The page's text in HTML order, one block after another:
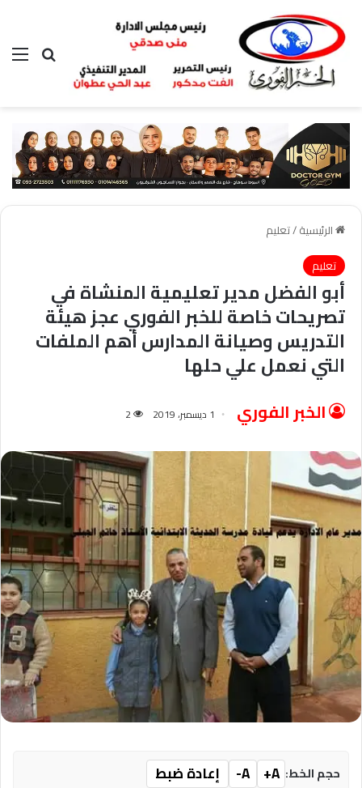
بحث عن
الرئيسية/تعليم
تعليم
أبو الفضل مدير تعليمية المنشاة في
تصريحات خاصة للخبر الفوري عجز هيئة
التدريس وصيانة المدارس أهم الملفات
التي نعمل علي حلها
الخبر الفوري 1 ديسمبر، 2019 2
حجم الخط: A+
A-
إعادة ضبط